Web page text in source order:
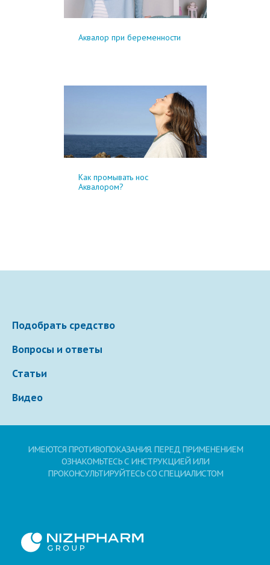
Аквалор при беременности
Как промывать нос
Аквалором?
Подобрать средство
Вопросы и ответы
Статьи
Видео
ИМЕЮТСЯ ПРОТИВОПОКАЗАНИЯ. ПЕРЕД ПРИМЕНЕНИЕМ
ОЗНАКОМЬТЕСЬ С ИНСТРУКЦИЕЙ ИЛИ
ПРОКОНСУЛЬТИРУЙТЕСЬ СО СПЕЦИАЛИСТОМ